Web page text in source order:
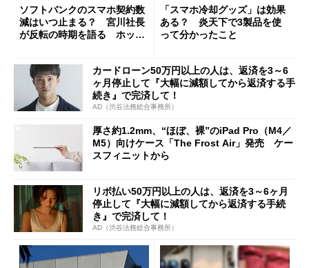
ソフトバンクのスマホ契約数
減はいつ止まる？ 宮川社長
が反転の時期を語る ホッピ
「スマホ冷却グッズ」は効果
ある？ 炎天下で3製品を使
って分かったこと
カードローン50万円以上の人は、返済を3～6
ヶ月停止して『大幅に減額してから返済する手
続き』で完済して！
AD（渋谷法務総合事務所）
厚さ約1.2mm、“ほぼ、裸”のiPad Pro（M4／
M5）向けケース「The Frost Air」発売 ケー
スフィニットから
リボ払い50万円以上の人は、返済を3～6ヶ月
停止して『大幅に減額してから返済する手続
き』で完済して！
AD（渋谷法務総合事務所）